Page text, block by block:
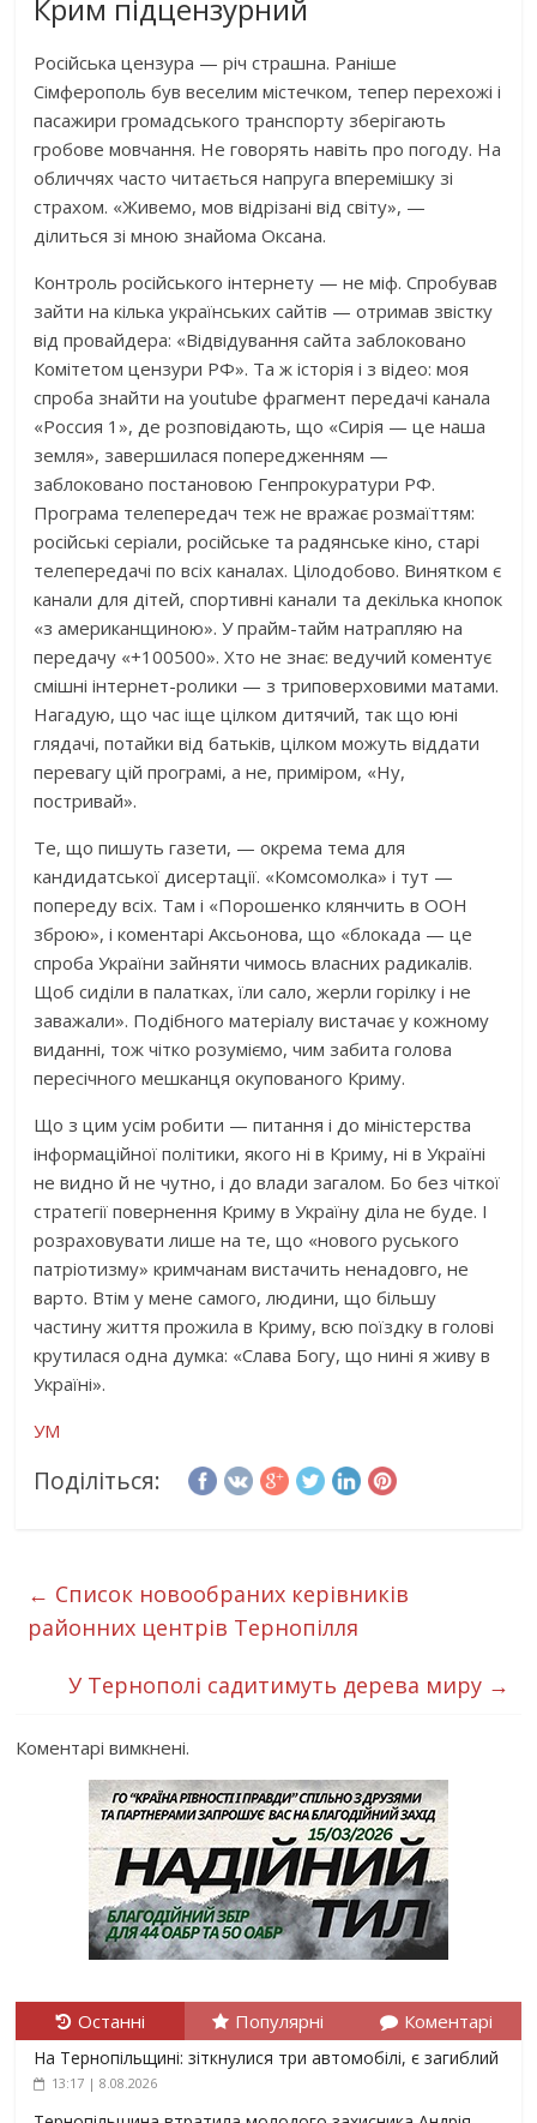
Крим підцензурний
Російська цензура — річ страшна. Раніше
Сімферополь був веселим містечком, тепер перехожі і
пасажири громадського транспорту зберігають
гробове мовчання. Не говорять навіть про погоду. На
обличчях часто читається напруга вперемішку зі
страхом. «Живемо, мов відрізані від світу», —
ділиться зі мною знайома Оксана.
Контроль російського інтернету — не міф. Спробував
зайти на кілька українських сайтів — отримав звістку
від провайдера: «Відвідування сайта заблоковано
Комітетом цензури РФ». Та ж історія і з відео: моя
спроба знайти на youtube фрагмент передачі канала
«Россия 1», де розповідають, що «Сирія — це наша
земля», завершилася попередженням —
заблоковано постановою Генпрокуратури РФ.
Програма телепередач теж не вражає розмаїттям:
російські серіали, російське та радянське кіно, старі
телепередачі по всіх каналах. Цілодобово. Винятком є
канали для дітей, спортивні канали та декілька кнопок
«з американщиною». У прайм-тайм натрапляю на
передачу «+100500». Хто не знає: ведучий коментує
смішні інтернет-ролики — з триповерховими матами.
Нагадую, що час іще цілком дитячий, так що юні
глядачі, потайки від батьків, цілком можуть віддати
перевагу цій програмі, а не, приміром, «Ну,
постривай».
Те, що пишуть газети, — окрема тема для
кандидатської дисертації. «Комсомолка» і тут —
попереду всіх. Там і «Порошенко клянчить в ООН
зброю», і коментарі Аксьонова, що «блокада — це
спроба України зайняти чимось власних радикалів.
Щоб сиділи в палатках, їли сало, жерли горілку і не
заважали». Подібного матеріалу вистачає у кожному
виданні, тож чітко розуміємо, чим забита голова
пересічного мешканця окупованого Криму.
Що з цим усім робити — питання і до міністерства
інформаційної політики, якого ні в Криму, ні в Україні
не видно й не чутно, і до влади загалом. Бо без чіткої
стратегії повернення Криму в Україну діла не буде. І
розраховувати лише на те, що «нового руського
патріотизму» кримчанам вистачить ненадовго, не
варто. Втім у мене самого, людини, що більшу
частину життя прожила в Криму, всю поїздку в голові
крутилася одна думка: «Слава Богу, що нині я живу в
Україні».
УМ
Поділіться:
← Список новообраних керівників
районних центрів Тернопілля
У Тернополі садитимуть дерева миру →
Коментарі вимкнені.
Останні Популярні Коментарі
На Тернопільщині: зіткнулися три автомобілі, є загиблий
13:17 | 8.08.2026